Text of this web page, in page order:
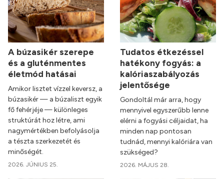
A búzasikér szerepe
és a gluténmentes
életmód hatásai
Amikor lisztet vízzel keversz, a
búzasikér — a búzaliszt egyik
fő fehérjéje — különleges
struktúrát hoz létre, ami
nagymértékben befolyásolja
a tészta szerkezetét és
minőségét.
2026. JÚNIUS 25.
Tudatos étkezéssel
hatékony fogyás: a
kalóriaszabályozás
jelentősége
Gondoltál már arra, hogy
mennyivel egyszerűbb lenne
elérni a fogyási céljaidat, ha
minden nap pontosan
tudnád, mennyi kalóriára van
szükséged?
2026. MÁJUS 28.